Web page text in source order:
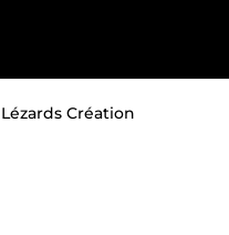
Lézards Création